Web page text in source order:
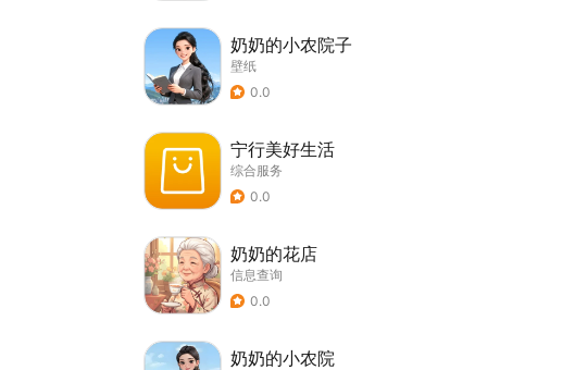
奶奶的小农院子
壁纸
0.0
宁行美好生活
综合服务
0.0
奶奶的花店
信息查询
0.0
奶奶的小农院